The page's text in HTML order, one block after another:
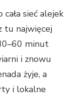
sieć alejek
tu najwięcej
minut
i znowu
żyje, a
i lokalne